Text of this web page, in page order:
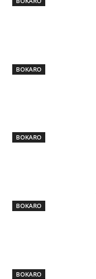
BOKARO
BOKARO
BOKARO
BOKARO